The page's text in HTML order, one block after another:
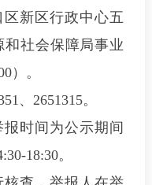
新区行政中心五
和社会保障局事业
）。
、2651315。
时间为公示期间
18:30。